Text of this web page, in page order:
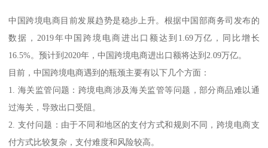
中国跨境电商目前发展趋势是稳步上升。根据中国部商务司发布的
数据，2019年中国跨境电商进出口额达到1.69万亿，同比增长
16.5%。预计到2020年，中国跨境电商进出口额将达到2.09万亿。
目前，中国跨境电商遇到的瓶颈主要有以下几个方面：
1. 海关监管问题：跨境电商涉及海关监管等问题，部分商品难以通
过海关，导致出口受阻。
2. 支付问题：由于不同和地区的支付方式和规则不同，跨境电商支
付方式比较复杂，支付难度和风险较高。